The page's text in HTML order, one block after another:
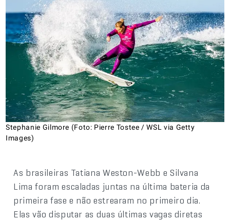
Stephanie Gilmore (Foto: Pierre Tostee / WSL via Getty
Images)
As brasileiras Tatiana Weston-Webb e Silvana
Lima foram escaladas juntas na última bateria da
primeira fase e não estrearam no primeiro dia.
Elas vão disputar as duas últimas vagas diretas